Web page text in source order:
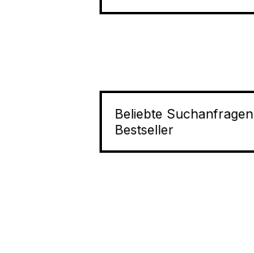
Beliebte Suchanfragen
Bestseller